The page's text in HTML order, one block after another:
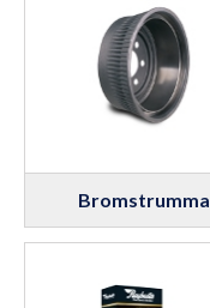
Bromstrumma